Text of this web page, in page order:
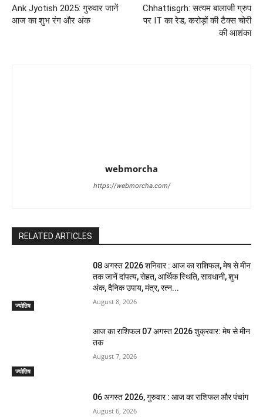
Ank Jyotish 2025: गुरुवार जानें
आज का शुभ रंग और अंक
Chhattisgrh: सत्यम बालाजी ग्रुप
पर IT का रेड, करोड़ों की टैक्स चोरी
की आशंका
webmorcha
https://webmorcha.com/
RELATED ARTICLES
ज्योतिष
08 अगस्त 2026 शनिवार : आज का राशिफल, मेष से मीन
तक जानें दांपत्य, सेहत, आर्थिक स्थिति, सावधानी, शुभ
अंक, दैनिक उपाय, मंत्र, रत्न...
August 8, 2026
ज्योतिष
आज का राशिफल 07 अगस्त 2026 शुक्रवार: मेष से मीन
तक
August 7, 2026
06 अगस्त 2026, गुरुवार : आज का राशिफल और पंचांग
August 6, 2026